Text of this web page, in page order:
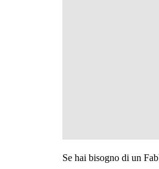
Se hai bisogno di un